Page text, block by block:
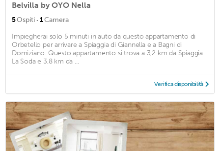
Belvilla by OYO Nella
5Ospiti · 1Camera
Impiegherai solo 5 minuti in auto da questo appartamento di
Orbetello per arrivare a Spiaggia di Giannella e a Bagni di
Domiziano. Questo appartamento si trova a 3,2 km da Spiaggia
La Soda e 3,8 km da ...
Verifica disponibilità